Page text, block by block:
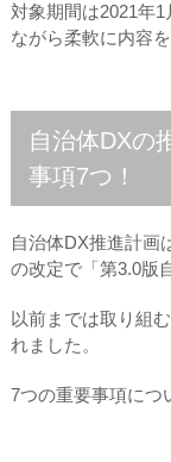
対象期間は2021年
ながら柔軟に内容
自治体DXの
事項7つ！
自治体DX推進計画
の改定で「第3.0版
以前までは取り組
れました。
7つの重要事項につ